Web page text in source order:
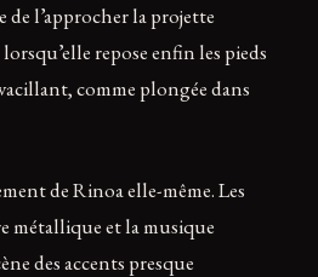
de l’approcher la projette
repose enfin les pieds
comme plongée dans
de Rinoa elle-même. Les
métallique et la musique
des accents presque